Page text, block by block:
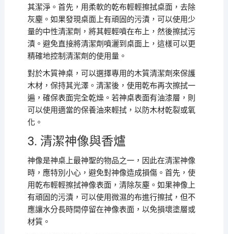
其潔淨。首先，用柔軟的乾布輕輕擦拭桌面，去除
灰塵。如果發現桌面上有頑固的污漬，可以使用少
量的中性清潔劑，將其輕輕噴在布上，然後擦拭污
漬。避免直接將清潔劑噴灑到桌面上，這樣可以更
精確地控制清潔劑的使用量。
對於木質神桌，可以選擇專用的木質清潔劑來保護
木材，保持其光澤。清潔後，使用乾布再次擦拭一
遍，確保表面完全乾燥。若神桌表面有油漆層，則
可以使用適當的保養油來輕拭，以防木材乾裂或氧
化。
3. 清潔神像與香爐
神像是神桌上最神聖的物品之一，因此在清潔神像
時，應特別小心，避免對神像造成損傷。首先，使
用乾布輕輕擦拭神像表面，清除灰塵。如果神像上
有頑固的污漬，可以使用微濕的布進行擦拭，但不
應讓水分長時間停留在神像表面，以免損壞塗層或
材質。